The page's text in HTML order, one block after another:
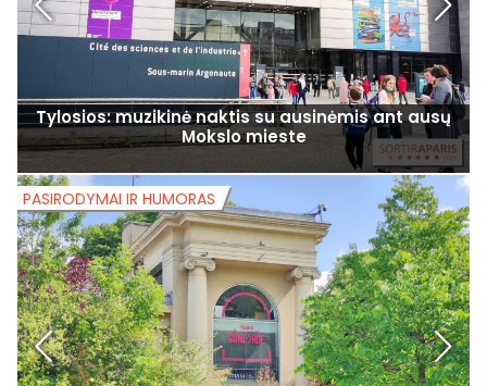
Tylosios: muzikinė naktis su ausinėmis ant ausų
Mokslo mieste
PASIRODYMAI IR HUMORAS